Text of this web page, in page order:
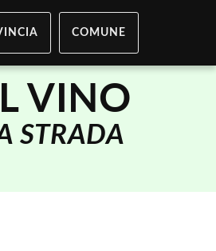
COMUNE
VINO
STRADA